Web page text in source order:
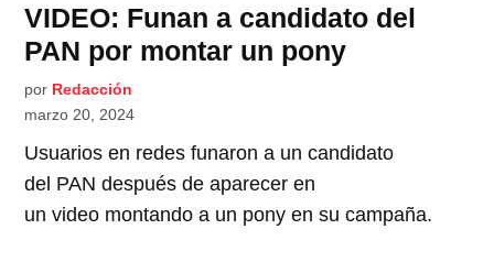
VIDEO: Funan a candidato del
PAN por montar un pony
por Redacción
marzo 20, 2024
Usuarios en redes funaron a un candidato
del PAN después de aparecer en
un video montando a un pony en su campaña.